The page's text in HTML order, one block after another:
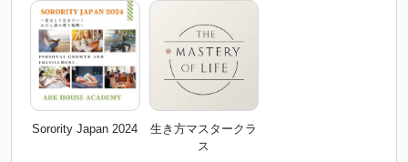
Sorority Japan 2024
生き方マスタークラ
ス